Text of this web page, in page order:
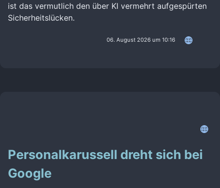
ist das vermutlich den über KI vermehrt aufgespürten
Sicherheitslücken.
06. August 2026 um 10:16
Personalkarussell dreht sich bei
Google